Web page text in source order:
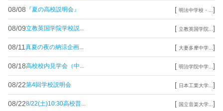
08/08 『夏の高校説明会』 [ 明法中学校・... ]
08/09立教英国学院学校説... [ 立教英国学院... ]
08/11 真夏の夜の納涼企画... [ 大妻多摩中学... ]
08/18高校校内見学会（中... [ 明治学院中学... ]
08/22第4回学校説明会 [ 日本工業大学... ]
08/228/22(土)10:30高校普... [ 国立音楽大学... ]